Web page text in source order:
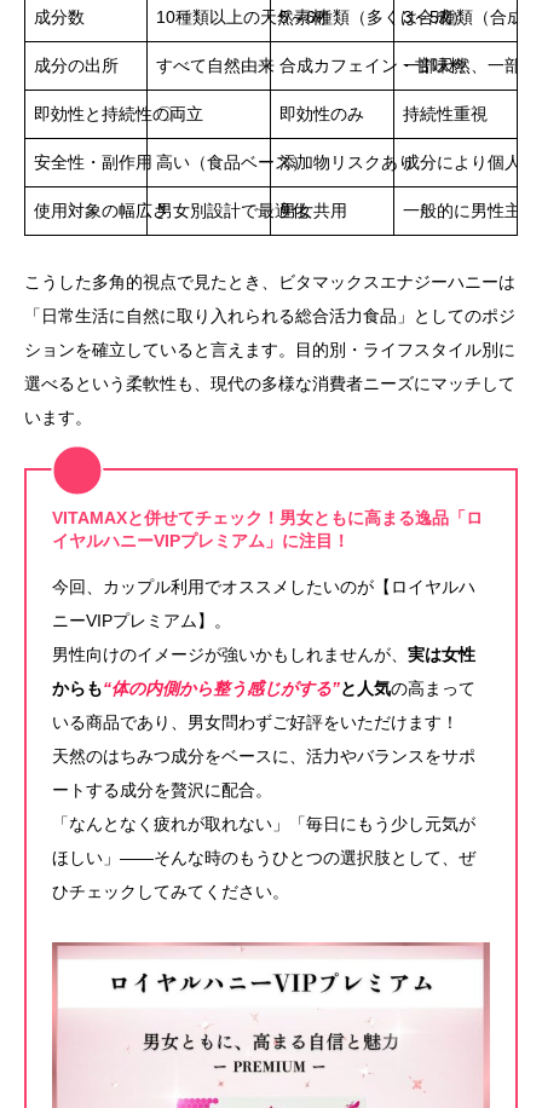
成分数 10種類以上の天然素材5～6種類（多くは合成）
3～5種類（合成
成分の出所 すべて自然由来 合成カフェイン・甘味料一部天然、一部合
即効性と持続性の両立
〇 即効性のみ 持続性重視
安全性・副作用 高い（食品ベース）添加物リスクあり成分により個人差
使用対象の幅広さ男女別設計で最適化男女共用 一般的に男性主体
こうした多角的視点で見たとき、ビタマックスエナジーハニーは
「日常生活に自然に取り入れられる総合活力食品」としてのポジ
ションを確立していると言えます。目的別・ライフスタイル別に
選べるという柔軟性も、現代の多様な消費者ニーズにマッチして
います。
VITAMAXと併せてチェック！男女ともに高まる逸品「ロ
イヤルハニーVIPプレミアム」に注目！
今回、カップル利用でオススメしたいのが【ロイヤルハ
ニーVIPプレミアム】。
男性向けのイメージが強いかもしれませんが、 実は女性
からも“体の内側から整う感じがする”と人気の高まって
いる商品であり、男女問わずご好評をいただけます！
天然のはちみつ成分をベースに、活力やバランスをサポ
ートする成分を贅沢に配合。
「なんとなく疲れが取れない」「毎日にもう少し元気が
ほしい」——そんな時のもうひとつの選択肢として、ぜ
ひチェックしてみてください。